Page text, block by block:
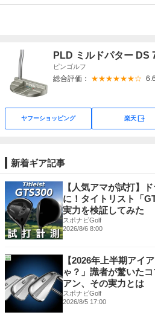
PLD ミルドパター DS
ピンゴルフ
総合評価： ★★★★★★☆ 6.6
ヤフーショッピング 楽天
新着ギア記事
【人気アマが試打】
に！タイトリスト「
実力を検証してみた
スポナビGolf
2026/8/6 8:00
【2026年上半期アイ
ゃ？」識者が驚いた
アン、その実力とは
スポナビGolf
2026/8/5 17:00